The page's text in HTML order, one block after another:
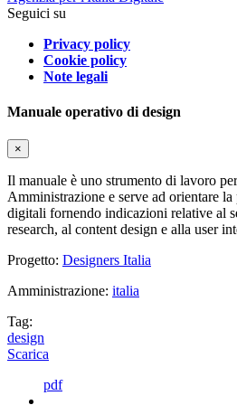
Seguici su
Privacy policy
Cookie policy
Note legali
Manuale operativo di design
×
Il manuale è uno strumento di lavoro
Amministrazione e serve ad orientare
digitali fornendo indicazioni relative al
research, al content design e alla user
Progetto: Designers Italia
Amministrazione: italia
Tag:
design
Scarica
pdf